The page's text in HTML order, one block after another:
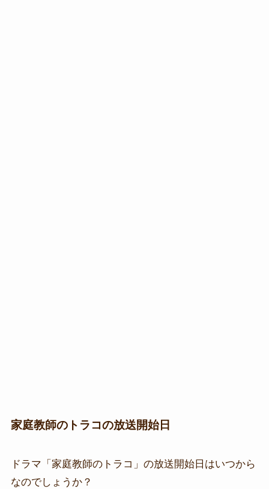
家庭教師のトラコの放送開始日
ドラマ「家庭教師のトラコ」の放送開始日はいつから
なのでしょうか？